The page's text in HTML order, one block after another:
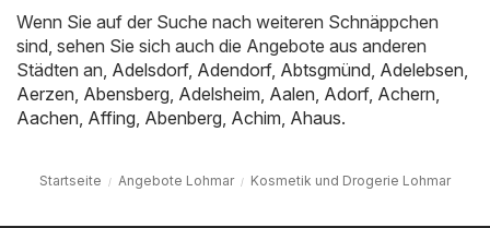
Wenn Sie auf der Suche nach weiteren Schnäppchen
sind, sehen Sie sich auch die Angebote aus anderen
Städten an, Adelsdorf, Adendorf, Abtsgmünd, Adelebsen,
Aerzen, Abensberg, Adelsheim, Aalen, Adorf, Achern,
Aachen, Affing, Abenberg, Achim, Ahaus.
Startseite Angebote Lohmar Kosmetik und Drogerie Lohmar